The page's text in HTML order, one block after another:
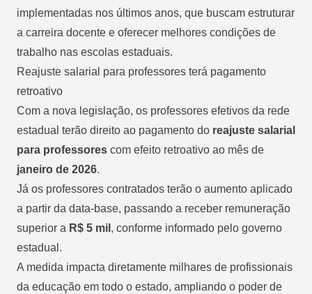
implementadas nos últimos anos, que buscam estruturar
a carreira docente e oferecer melhores condições de
trabalho nas escolas estaduais.
Reajuste salarial para professores terá pagamento
retroativo
Com a nova legislação, os professores efetivos da rede
estadual terão direito ao pagamento do reajuste salarial
para professores com efeito retroativo ao mês de
janeiro de 2026.
Já os professores contratados terão o aumento aplicado
a partir da data-base, passando a receber remuneração
superior a R$ 5 mil , conforme informado pelo governo
estadual.
A medida impacta diretamente milhares de profissionais
da educação em todo o estado, ampliando o poder de